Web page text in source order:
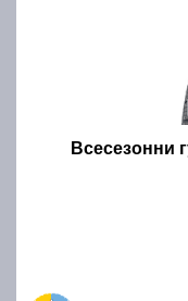
Всесезонни